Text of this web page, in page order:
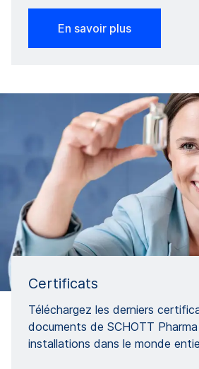
En savoir plus
Certificats
Téléchargez les derniers
documents de SCHOTT
installations dans le monde